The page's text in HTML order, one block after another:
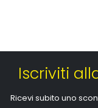
Iscriviti
Ricevi subito uno